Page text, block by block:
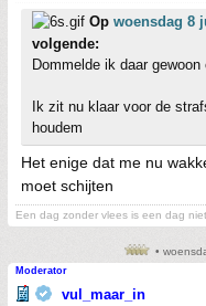
Op woensdag 8
volgende:
Dommelde ik daar
Ik zit nu klaar voor de
houdem
Het enige dat me nu
moet schijten
Een dag zonder vlees is een dag
•
Moderator
vul_maar_in